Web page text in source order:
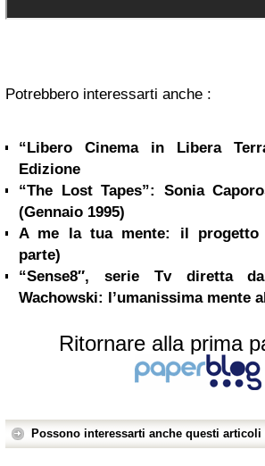
Potrebbero interessarti anche :
“Libero Cinema in Libera
Edizione
“The Lost Tapes”: Sonia
(Gennaio 1995)
A me la tua mente: il
parte)
“Sense8″, serie Tv diretta
Wachowski: l’umanissima mente
Ritornare alla prima
Possono interessarti anche questi articoli